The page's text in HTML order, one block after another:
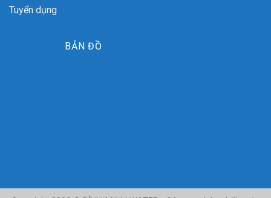
Tuyển dụng
BẢN ĐỒ